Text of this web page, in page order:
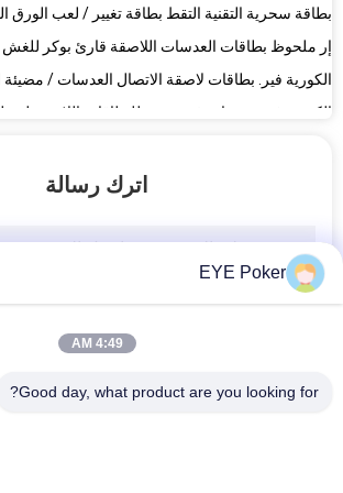
اترك رسالة
EYE Poker
4:49 AM
Good day, what product are you looking for?